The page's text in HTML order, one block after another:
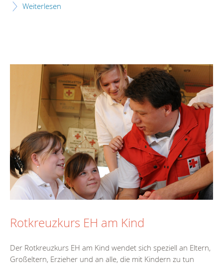
Weiterlesen
Rotkreuzkurs EH am Kind
Der Rotkreuzkurs EH am Kind wendet sich speziell an Eltern,
Großeltern, Erzieher und an alle, die mit Kindern zu tun